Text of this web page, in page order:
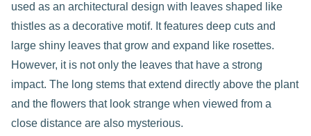
used as an architectural design with leaves shaped like
thistles as a decorative motif. It features deep cuts and
large shiny leaves that grow and expand like rosettes.
However, it is not only the leaves that have a strong
impact. The long stems that extend directly above the plant
and the flowers that look strange when viewed from a
close distance are also mysterious.